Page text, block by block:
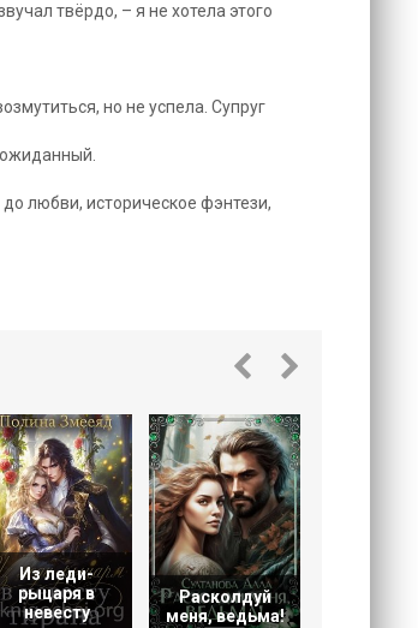
твёрдо, – я не хотела этого
но не успела. Супруг
любви, историческое фэнтези,
Из леди-
рыцаря в
невесту
Расколдуй
меня, ведьма!